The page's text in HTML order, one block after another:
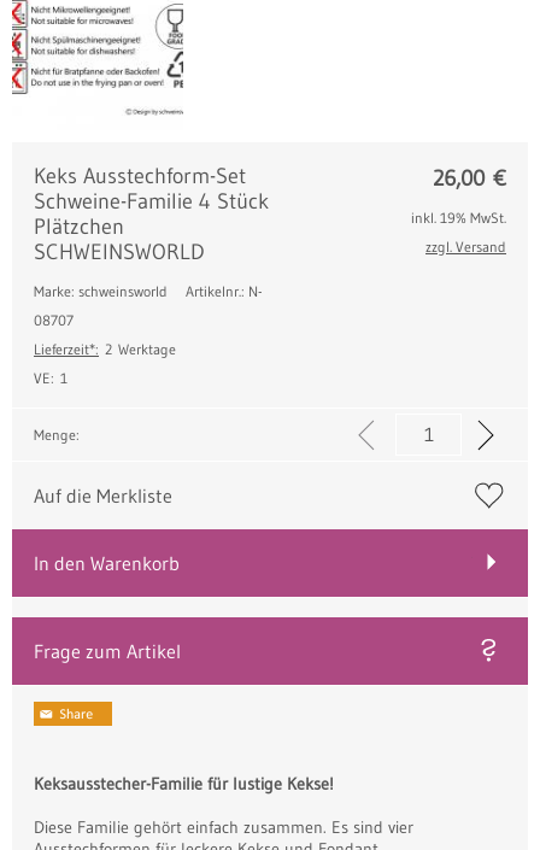
26,00€
Keks Ausstechform-Set
Schweine-Familie 4 Stück
Plätzchen
SCHWEINSWORLD
Marke: schweinsworld Artikelnr.: N-
08707
Lieferzeit*: 2 Werktage
VE: 1
inkl. 19% MwSt.
zzgl. Versand
Menge:
Auf die Merkliste
In den Warenkorb
Frage zum Artikel
Keksausstecher-Familie für lustige Kekse!
Diese Familie gehört einfach zusammen. Es sind vier